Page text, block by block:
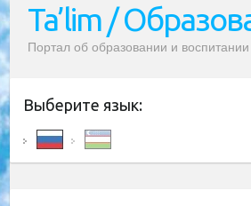
Ta’lim /
Портал об образовании и воспитании
Выберите язык: